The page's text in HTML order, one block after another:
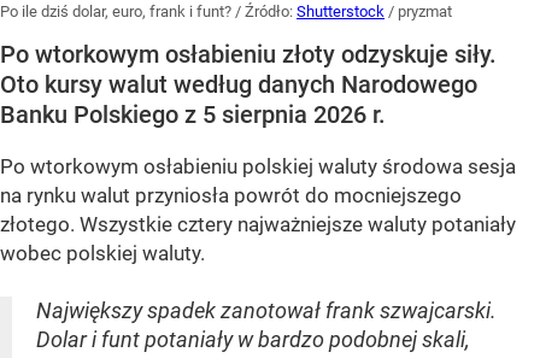
Po ile dziś dolar, euro, frank i funt? / Źródło: Shutterstock / pryzmat
Po wtorkowym osłabieniu złoty odzyskuje siły.
Oto kursy walut według danych Narodowego
Banku Polskiego z 5 sierpnia 2026 r.
Po wtorkowym osłabieniu polskiej waluty środowa sesja
na rynku walut przyniosła powrót do mocniejszego
złotego. Wszystkie cztery najważniejsze waluty potaniały
wobec polskiej waluty.
Największy spadek zanotował frank szwajcarski.
Dolar i funt potaniały w bardzo podobnej skali,